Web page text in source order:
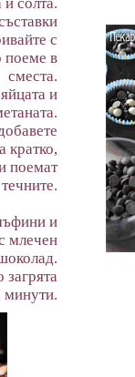
с
поеме в
сместа.
и
кратко,
поемат
течните.
и
млечен
загрята
минути.